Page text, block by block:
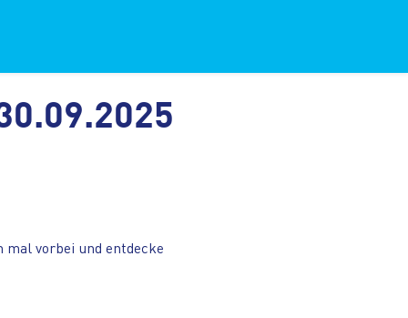
mal vorbei und entdecke